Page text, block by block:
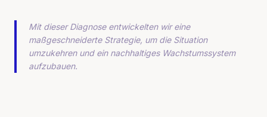
Mit dieser Diagnose entwickelten wir eine
maßgeschneiderte Strategie, um die Situation
umzukehren und ein nachhaltiges Wachstumssystem
aufzubauen.